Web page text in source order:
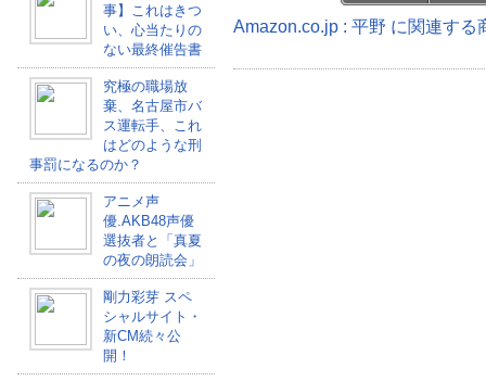
事】これはきつ
い、心当たりの
ない最終催告書
究極の職場放
棄、名古屋市バ
ス運転手、これ
はどのような刑
事罰になるのか？
アニメ声
優.AKB48声優
選抜者と「真夏
の夜の朗読会」
剛力彩芽 スペ
シャルサイト・
新CM続々公
開！
Amazon.co.jp : 平野 に関連する